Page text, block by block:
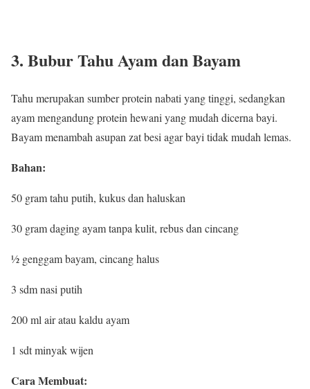
3. Bubur Tahu Ayam dan Bayam
Tahu merupakan sumber protein nabati yang tinggi, sedangkan
ayam mengandung protein hewani yang mudah dicerna bayi.
Bayam menambah asupan zat besi agar bayi tidak mudah lemas.
Bahan:
50 gram tahu putih, kukus dan haluskan
30 gram daging ayam tanpa kulit, rebus dan cincang
½ genggam bayam, cincang halus
3 sdm nasi putih
200 ml air atau kaldu ayam
1 sdt minyak wijen
Cara Membuat: